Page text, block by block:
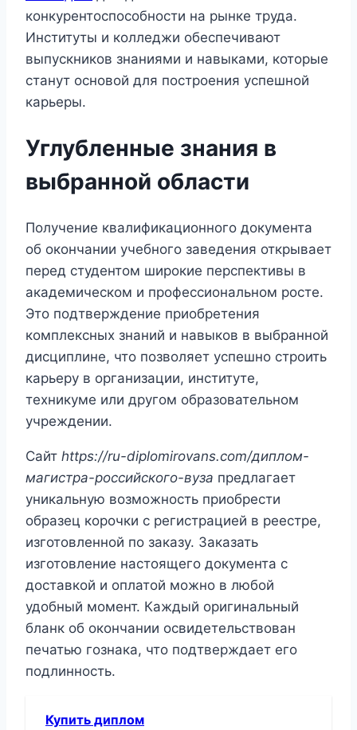
конкурентоспособности на рынке труда.
Институты и колледжи обеспечивают
выпускников знаниями и навыками, которые
станут основой для построения успешной
карьеры.
Углубленные знания в
выбранной области
Получение квалификационного документа
об окончании учебного заведения открывает
перед студентом широкие перспективы в
академическом и профессиональном росте.
Это подтверждение приобретения
комплексных знаний и навыков в выбранной
дисциплине, что позволяет успешно строить
карьеру в организации, институте,
техникуме или другом образовательном
учреждении.
Сайт https://ru-diplomirovans.com/диплом-
магистра-российского-вуза предлагает
уникальную возможность приобрести
образец корочки с регистрацией в реестре,
изготовленной по заказу. Заказать
изготовление настоящего документа с
доставкой и оплатой можно в любой
удобный момент. Каждый оригинальный
бланк об окончании освидетельствован
печатью гознака, что подтверждает его
подлинность.
Купить диплом